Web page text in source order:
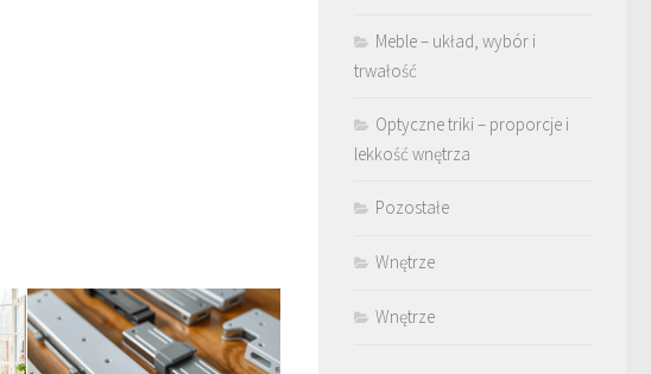
Meble – układ, wybór i
trwałość
Optyczne triki – proporcje i
lekkość wnętrza
Pozostałe
Wnętrze
Wnętrze